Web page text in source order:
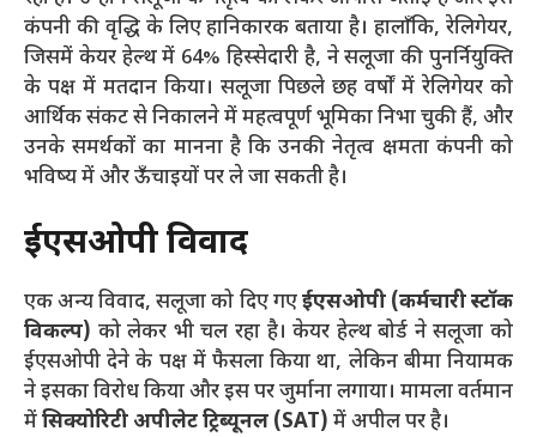
कंपनी की वृद्धि के लिए हानिकारक बताया है। हालाँकि, रेलिगेयर,
जिसमें केयर हेल्थ में 64% हिस्सेदारी है, ने सलूजा की पुनर्नियुक्ति
के पक्ष में मतदान किया। सलूजा पिछले छह वर्षों में रेलिगेयर को
आर्थिक संकट से निकालने में महत्वपूर्ण भूमिका निभा चुकी हैं, और
उनके समर्थकों का मानना है कि उनकी नेतृत्व क्षमता कंपनी को
भविष्य में और ऊँचाइयों पर ले जा सकती है।
ईएसओपी विवाद
एक अन्य विवाद, सलूजा को दिए गएईएसओपी (कर्मचारी स्टॉक
विकल्प) को लेकर भी चल रहा है। केयर हेल्थ बोर्ड ने सलूजा को
ईएसओपी देने के पक्ष में फैसला किया था, लेकिन बीमा नियामक
ने इसका विरोध किया और इस पर जुर्माना लगाया। मामला वर्तमान
मेंसिक्योरिटी अपीलेट ट्रिब्यूनल (SAT) में अपील पर है।